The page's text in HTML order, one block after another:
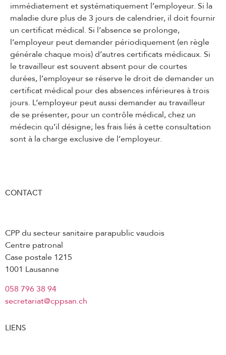
3.4 Augmentations de salaire
3.5 Treizième salaire
3.6 Composition et versement du salaire
3.7 Travail de nuit
3.8 Travail du dimanche et des jours fériés
3.9 Service de piquet
3.10 Heures supplémentaires/travail
supplémentaire
3.11 Durée du travail
3.14 Jours fériés
3.17 Indemnités pour déplacements
professionnels
3.18 Frais de repas et de logement
3.19 Frais professionnels
3.20 Promotion salariale
supérieure
immédiatement et systématiquement l’employeur. Si la
maladie dure plus de 3 jours de calendrier, il doit fournir
un certificat médical. Si l’absence se prolonge,
l’employeur peut demander périodiquement (en règle
générale chaque mois) d’autres certificats médicaux. Si
le travailleur est souvent absent pour de courtes
durées, l’employeur se réserve le droit de demander un
certificat médical pour des absences inférieures à trois
jours. L’employeur peut aussi demander au travailleur
de se présenter, pour un contrôle médical, chez un
médecin qu’il désigne; les frais liés à cette consultation
sont à la charge exclusive de l’employeur.
CONTACT
CPP du secteur sanitaire parapublic vaudois
Centre patronal
Case postale 1215
1001 Lausanne
058 796 38 94
secretariat@cppsan.ch
LIENS